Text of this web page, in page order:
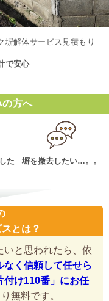
塀解体サービス見積もり
で安心
の方へ
た
塀を撤去したい…。。
とは？
いと思われたら、依
なく信頼して任せら
付け110番」にお任
無料です。